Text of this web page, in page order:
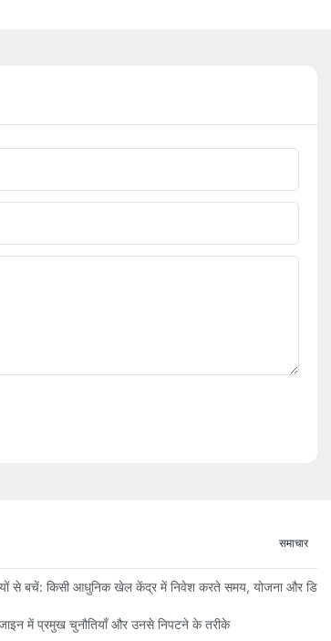
समाचार
की पहली झलक
से बचें: किसी आधुनिक खेल केंद्र में निवेश करते समय, योजना और
में प्रमुख चुनौतियाँ और उनसे निपटने के तरीके